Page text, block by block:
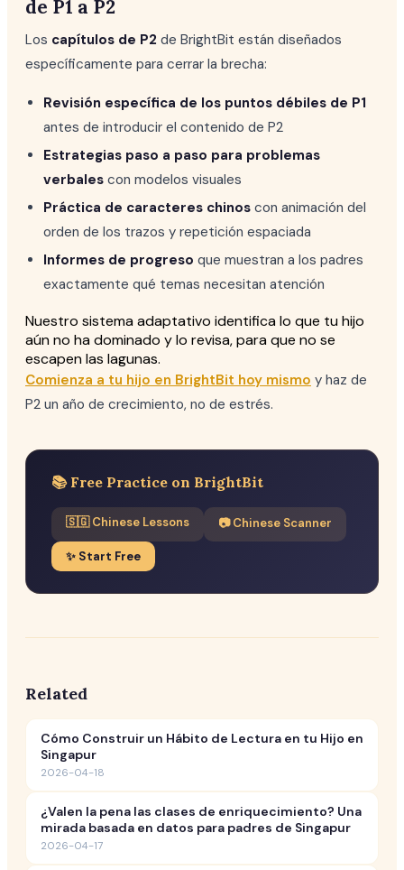
de P1 a P2
Los capítulos de P2 de BrightBit están diseñados
específicamente para cerrar la brecha:
Revisión específica de los puntos débiles de P1
antes de introducir el contenido de P2
Estrategias paso a paso para problemas
verbales con modelos visuales
Práctica de caracteres chinos con animación del
orden de los trazos y repetición espaciada
Informes de progreso que muestran a los padres
exactamente qué temas necesitan atención
Nuestro sistema adaptativo identifica lo que tu hijo
aún no ha dominado y lo revisa, para que no se
escapen las lagunas.
Comienza a tu hijo en BrightBit hoy mismo y haz de
P2 un año de crecimiento, no de estrés.
📚 Free Practice on BrightBit
🇸🇬 Chinese Lessons 📷 Chinese Scanner
✨ Start Free
Related
Cómo Construir un Hábito de Lectura en tu Hijo en
Singapur
2026-04-18
¿Valen la pena las clases de enriquecimiento? Una
mirada basada en datos para padres de Singapur
2026-04-17